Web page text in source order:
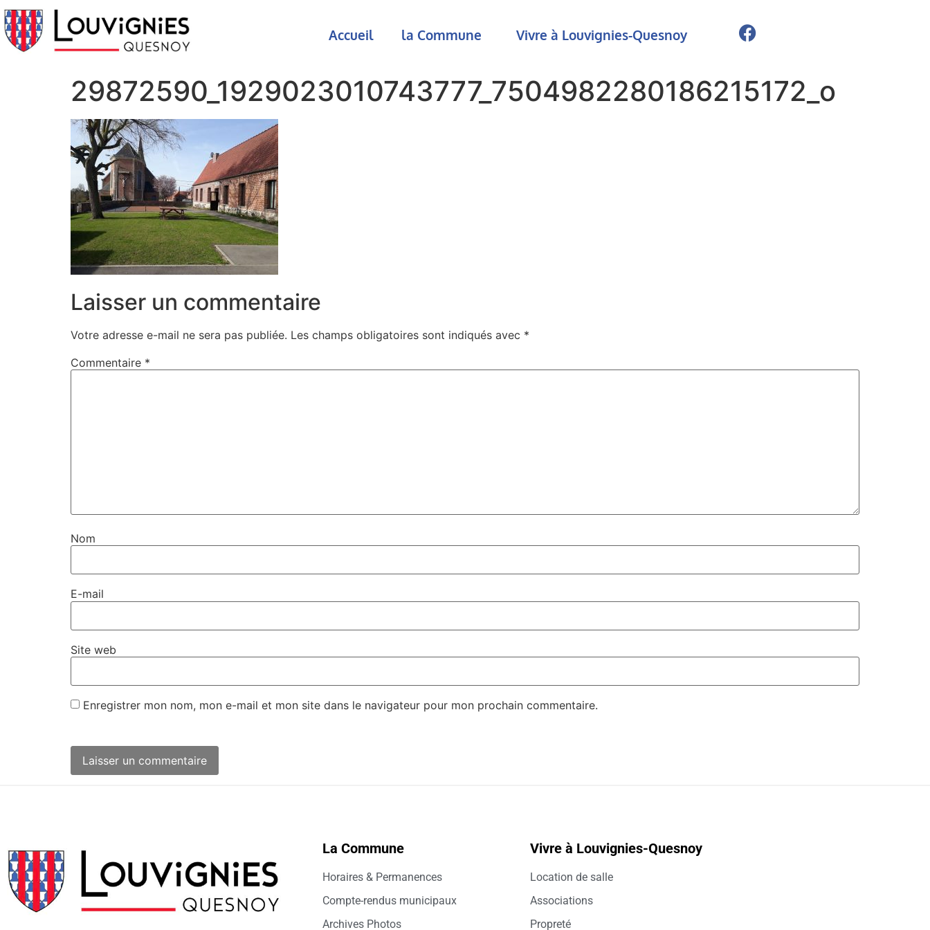
Accueil la Commune Vivre à Louvignies-Quesnoy
29872590_1929023010743777_7504982280186215172_o
Laisser un commentaire
Votre adresse e-mail ne sera pas publiée. Les champs obligatoires sont indiqués avec *
Commentaire *
Nom
E-mail
Site web
Enregistrer mon nom, mon e-mail et mon site dans le navigateur pour mon prochain commentaire.
La Commune
Horaires & Permanences
Compte-rendus municipaux
Archives Photos
Vivre à Louvignies-Quesnoy
Location de salle
Associations
Propreté